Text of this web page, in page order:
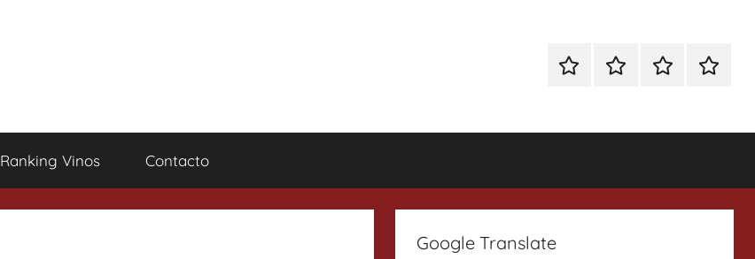
EspecialEnoturismoRanking
Ranking Vinos Contacto
Google Translate